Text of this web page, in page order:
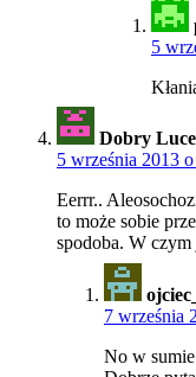
5
Dobry
5 września 2013
Eerrr..
to może sobie
spodoba. W
7 września
No w